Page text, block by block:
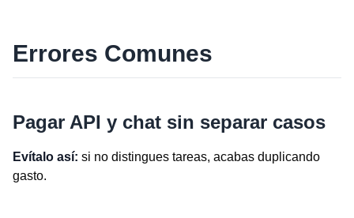
Errores Comunes
Pagar API y chat sin separar casos
Evítalo así: si no distingues tareas, acabas duplicando
gasto.